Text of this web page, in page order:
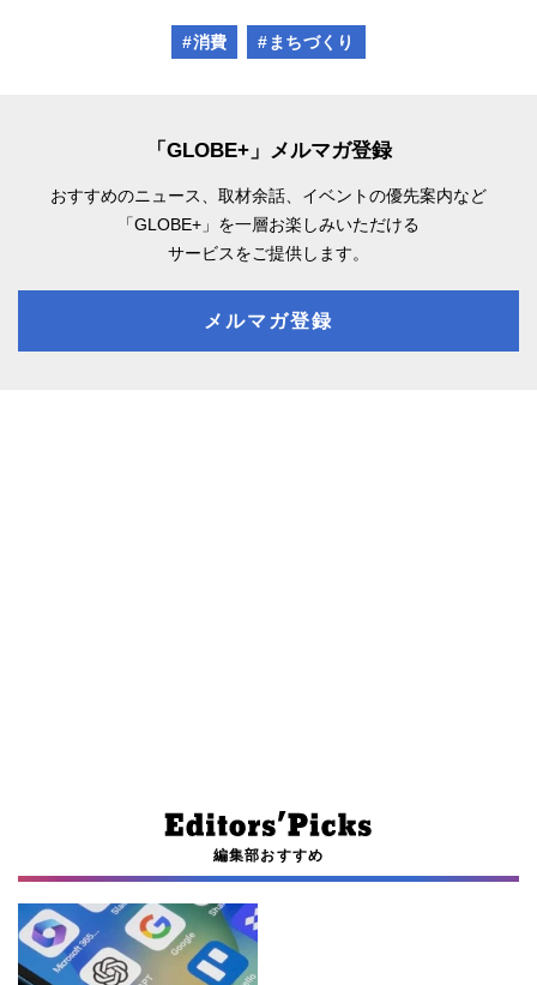
#消費 #まちづくり
「GLOBE+」メルマガ登録
おすすめのニュース、取材余話、 イベントの優先案内など
「GLOBE+」を一層お楽しみいただける
サービスをご提供します。
メルマガ登録
編集部おすすめ